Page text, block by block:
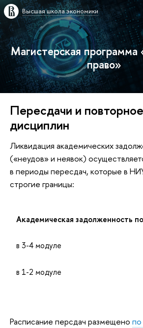
Высшая школа экономики
Магистерская
право»
Пересдачи и
дисциплин
Ликвидация академических
(«неудов» и неявок)
в периоды пересдач, которые в
строгие границы:
Академическая задолженность
в 3-4 модуле
в 1-2 модуле
Расписание персдач размещено по